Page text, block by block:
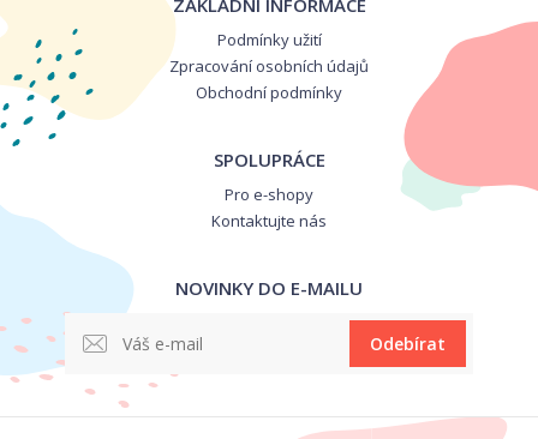
ZÁKLADNÍ INFORMACE
Podmínky užití
Zpracování osobních údajů
Obchodní podmínky
SPOLUPRÁCE
Pro e-shopy
Kontaktujte nás
NOVINKY DO E-MAILU
Odebírat